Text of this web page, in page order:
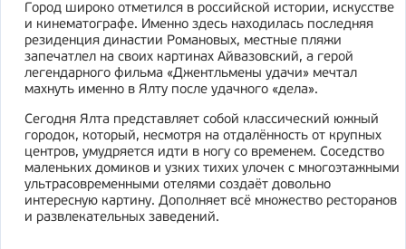
Город широко отметился в российской истории, искусстве
и кинематографе. Именно здесь находилась последняя
резиденция династии Романовых, местные пляжи
запечатлел на своих картинах Айвазовский, а герой
легендарного фильма «Джентльмены удачи» мечтал
махнуть именно в Ялту после удачного «дела».
Сегодня Ялта представляет собой классический южный
городок, который, несмотря на отдалённость от крупных
центров, умудряется идти в ногу со временем. Соседство
маленьких домиков и узких тихих улочек с многоэтажными
ультрасовременными отелями создаёт довольно
интересную картину. Дополняет всё множество ресторанов
и развлекательных заведений.